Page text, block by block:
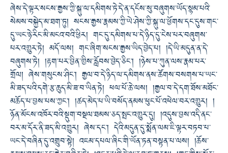
ཞེས་དེ་ལྟར་སངས་རྒྱས་ཀྱི་སྐུ་ལ་དམིགས་ཏེ་དེ་ན་དངོས་སུ་བཞུགས་ཡོད་སྙམ་པའི་
སེམས་བསྐྱེད་མ་ཐག་ཏུ། སངས་རྒྱས་རྣམས་ཀྱི་ཡེ་ཤེས་ཀྱི་སྐུ་ལ་ཕྱོགས་དང་དུས་གང་
དུ་ཡང་ཉེ་རིང་མི་མངའ་བའི་ཕྱིར། གང་དུ་དམིགས་པ་དེ་ཉིད་དུ་ངེས་པར་བཞུགས་
པར་འགྱུར་ཏེ། མདོ་ལས། གང་ཞིག་སངས་རྒྱས་ཡིད་བྱེད་པ། །དེ་ཡི་མདུན་ན་དེ་
བཞུགས་ཏེ། །རྟག་པར་བྱིན་གྱིས་རློབས་བྱེད་ཅིང་། །ཉེས་པ་ཀུན་ལས་རྣམ་པར་
གྲོལ། ཞེས་གསུངས་ཤིང་། རྒྱལ་བ་དེ་ཉིད་ལ་དམིགས་ནས་ཚོགས་བསགས་པ་ཡང་
མི་ཟད་པའི་དགེ་རྩ་ཆུད་མི་ཟ་བ་ཡིན་ཏེ། ཕལ་པོ་ཆེ་ལས། །རྒྱལ་བ་དེ་དག་ཐོས་མཐོང་
མཆོད་པ་བྱས་པས་ཀྱང་། །ཚད་མེད་པ་ཡི་བསོད་ནམས་ཕུང་པོ་འཕེལ་བར་འགྱུར། །
ཉོན་མོངས་འཁོར་བའི་སྡུག་བསྔལ་ཐམས་ཅད་སྤང་འགྱུར་དུ། །འདུས་བྱས་འདི་ནང་
བར་མ་དོར་ནི་ཟད་མི་འགྱུར། ཞེས་དང་། དེའི་མདུན་དུ་སྨོན་ལམ་ཇི་ལྟར་བཏབ་པ་
ཡང་དེ་བཞིན་དུ་འགྲུབ་སྟེ། འཇམ་དཔལ་ཞིང་གི་ཡོན་ཏན་བསྟན་པ་ལས། །ཆོས་